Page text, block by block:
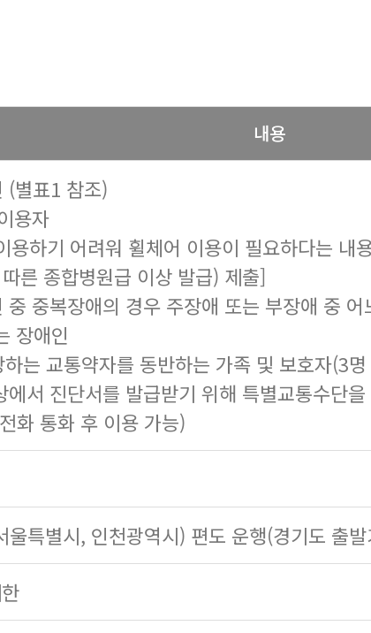
내용
(별표1 참조)
용자
하기 어려워 휠체어 이용이 필요하다는 내
른 종합병원급 이상 발급) 제출]
중복장애의 경우 주장애 또는 부장애 중
장애인
는 교통약자를 동반하는 가족 및 보호자(3
서 진단서를 발급받기 위해 특별교통수단
화 통화 후 이용 가능)
울특별시, 인천광역시) 편도 운행(경기도 출